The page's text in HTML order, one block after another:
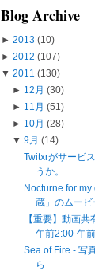
Blog Archive
► 2013 (10)
► 2012 (107)
▼ 2011 (130)
► 12月 (30)
► 11月 (51)
► 10月 (28)
▼ 9月 (14)
Twitxrがサービ
うか。
Nocturne for
蔵」のムービ
【重要】動画
午前2:00-午
Sea of Fire - 写
ら